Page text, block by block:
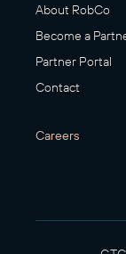
About RobCo
Become a
Partner Portal
Contact
Careers